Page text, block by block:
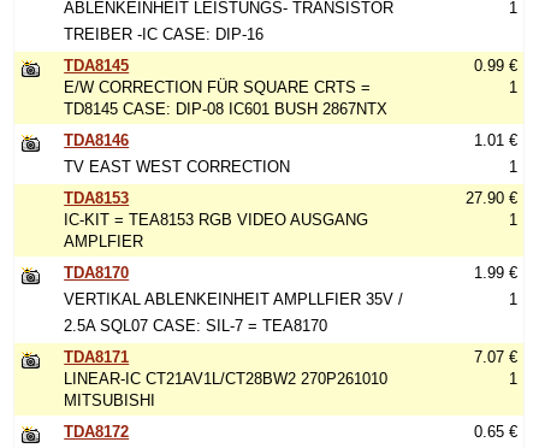
ABLENKEINHEIT LEISTUNGS- TRANSISTOR
TREIBER -IC CASE: DIP-16
1
TDA8145
E/W CORRECTION FÜR SQUARE CRTS =
TD8145 CASE: DIP-08 IC601 BUSH 2867NTX
0.99 €
1
TDA8146
TV EAST WEST CORRECTION
1.01 €
1
TDA8153
IC-KIT = TEA8153 RGB VIDEO AUSGANG
AMPLFIER
27.90 €
1
TDA8170
VERTIKAL ABLENKEINHEIT AMPLLFIER 35V /
2.5A SQL07 CASE: SIL-7 = TEA8170
1.99 €
1
TDA8171
LINEAR-IC CT21AV1L/CT28BW2 270P261010
MITSUBISHI
7.07 €
1
TDA8172
0.65 €